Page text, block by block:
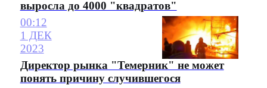
выросла до 4000 "квадратов"
00:12
1 ДЕК
2023
Директор рынка "Темерник" не может
понять причину случившегося